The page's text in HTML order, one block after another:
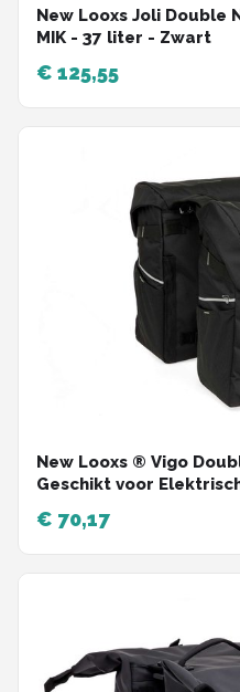
New Looxs Joli Double
MIK - 37 liter - Zwart
€ 125,55
New Looxs ® Vigo
Geschikt voor
Materiaal - 40 Liter –
€ 70,17